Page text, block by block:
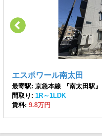
エスポワール南太田
最寄駅: 京急本線 『南太田駅
間取り: 1R～1LDK
賃料: 9.8万円